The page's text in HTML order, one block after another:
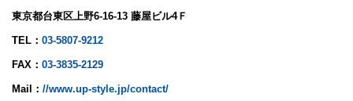
東京都台東区上野6-16-13 藤屋ビル4Ｆ
TEL： 03-5807-9212
FAX： 03-3835-2129
Mail： //www.up-style.jp/contact/